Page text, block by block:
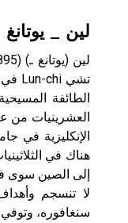
لين _ يوتانغ
العشرينيات من
الإنكليزية في
إلى الصين سوى
سنغافوره،